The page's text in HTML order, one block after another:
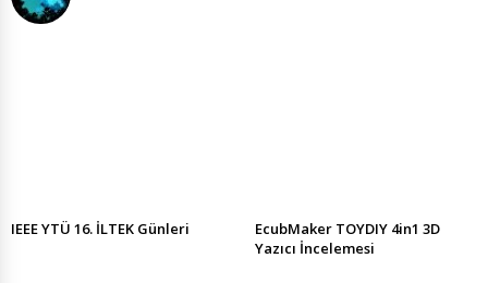
IEEE YTÜ 16. İLTEK Günleri
EcubMaker TOYDIY 4in1 3D
Yazıcı İncelemesi